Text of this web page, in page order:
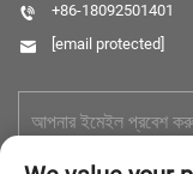
+86-18092501401
[email protected]